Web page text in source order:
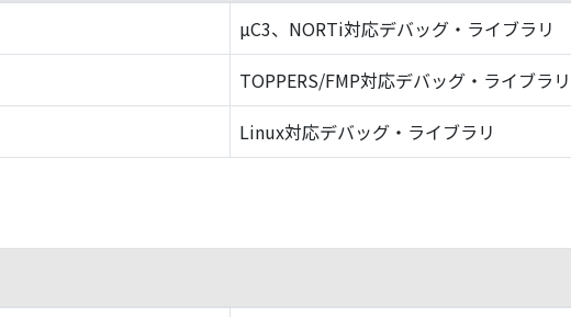
µC3、NORTi対応デバッグ・ライブラリ
TOPPERS/FMP対応デバッグ・ライブラリ
Linux対応デバッグ・ライブラリ